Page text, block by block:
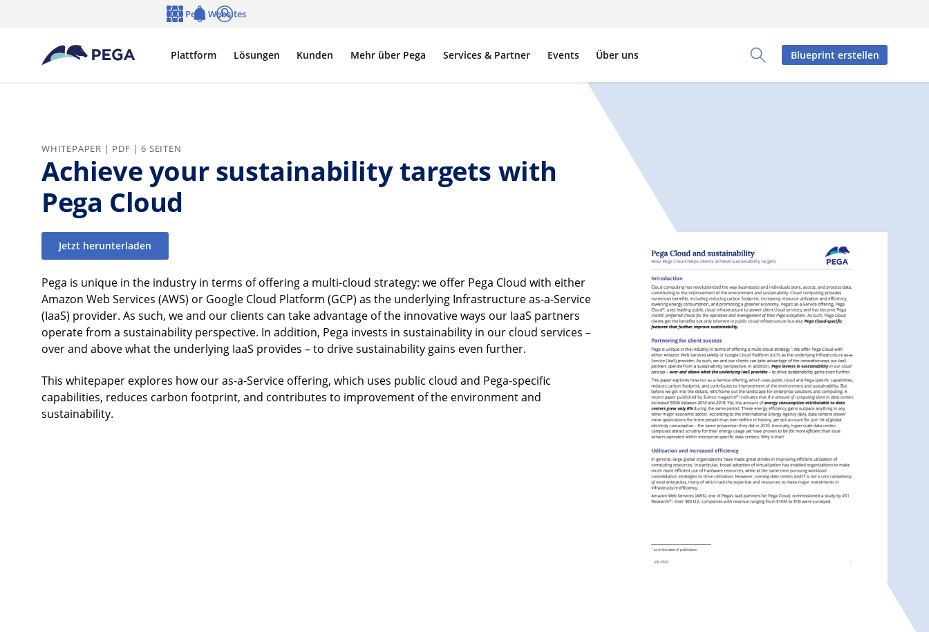
Toggle Search Panel
Plattform Lösungen Kunden Mehr über Pega Services & Partner Events Über uns
Pega Websites
Blueprint erstellen
WHITEPAPER | PDF | 6 SEITEN
Achieve your sustainability targets with
Pega Cloud
Jetzt herunterladen
Pega is unique in the industry in terms of offering a multi-cloud strategy: we offer Pega Cloud with either
Amazon Web Services (AWS) or Google Cloud Platform (GCP) as the underlying Infrastructure as-a-Service
(IaaS) provider. As such, we and our clients can take advantage of the innovative ways our IaaS partners
operate from a sustainability perspective. In addition, Pega invests in sustainability in our cloud services –
over and above what the underlying IaaS provides – to drive sustainability gains even further.
This whitepaper explores how our as-a-Service offering, which uses public cloud and Pega-specific
capabilities, reduces carbon footprint, and contributes to improvement of the environment and
sustainability.